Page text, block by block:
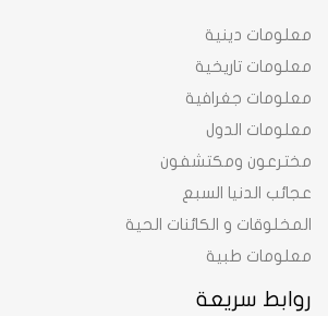
روابط سريعة
معلومات دينية
معلومات تاريخية
معلومات جغرافية
معلومات الدول
مخترعون ومكتشفون
عجائب الدنيا السبع
المخلوقات و الكائنات الحية
معلومات طبية